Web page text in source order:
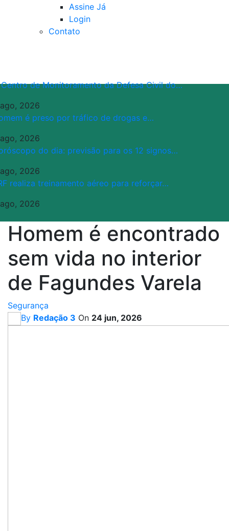
Assine Já
Login
Contato
de Monitoramento da Defesa Civil do…
2026
é preso por tráfico de drogas e…
2026
do dia: previsão para os 12 signos…
2026
realiza treinamento aéreo para reforçar…
2026
Homem é encontrado
sem vida no interior
de Fagundes Varela
Segurança
By Redação 3 On 24 jun, 2026